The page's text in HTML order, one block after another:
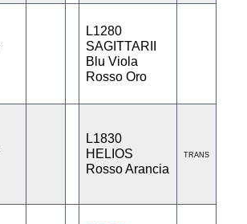
L1280
SAGITTARII
Blu Viola
Rosso Oro
L1830
HELIOS
Rosso Arancia
TRANS